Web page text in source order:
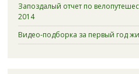
Запоздалый отчет по
2014
Видео-подборка за первый год